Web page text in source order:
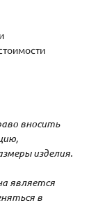
вносить
изделия.
является
в